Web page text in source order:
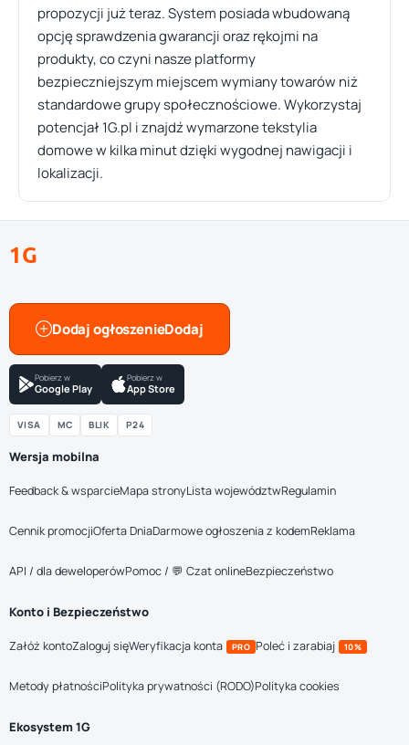
propozycji już teraz. System posiada wbudowaną
opcję sprawdzenia gwarancji oraz rękojmi na
produkty, co czyni nasze platformy
bezpieczniejszym miejscem wymiany towarów niż
standardowe grupy społecznościowe. Wykorzystaj
potencjał 1G.pl i znajdź wymarzone tekstylia
domowe w kilka minut dzięki wygodnej nawigacji i
lokalizacji.
1G
Dodaj ogłoszenie
Pobierz w
Google Play
Pobierz w
App Store
VISA MC BLIK P24
Wersja mobilna
Feedback & wsparcieMapa stronyLista województwRegulamin
Cennik promocjiOferta DniaDarmowe ogłoszenia z kodemReklama
API / dla deweloperówPomoc / 💬 Czat onlineBezpieczeństwo
Konto i Bezpieczeństwo
Załóż kontoZaloguj sięWeryfikacja konta PRO Poleć i zarabiaj 10%
Metody płatnościPolityka prywatności (RODO)Polityka cookies
Ekosystem 1G